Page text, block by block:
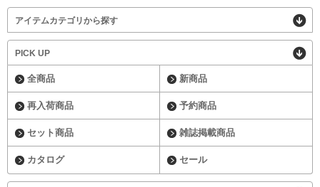
アイテムカテゴリから探す
PICK UP
全商品 新商品
再入荷商品 予約商品
セット商品 雑誌掲載商品
カタログ セール